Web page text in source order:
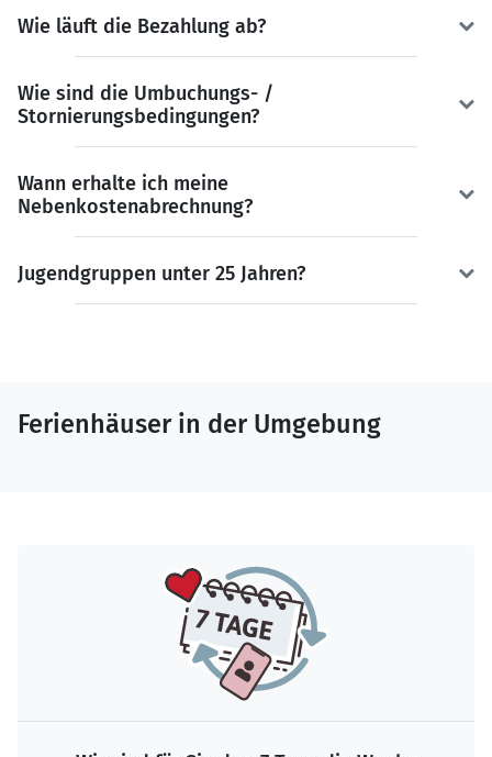
Wie läuft die Bezahlung ab?
Wie sind die Umbuchungs- /
Stornierungsbedingungen?
Wann erhalte ich meine
Nebenkostenabrechnung?
Jugendgruppen unter 25 Jahren?
Ferienhäuser in der Umgebung